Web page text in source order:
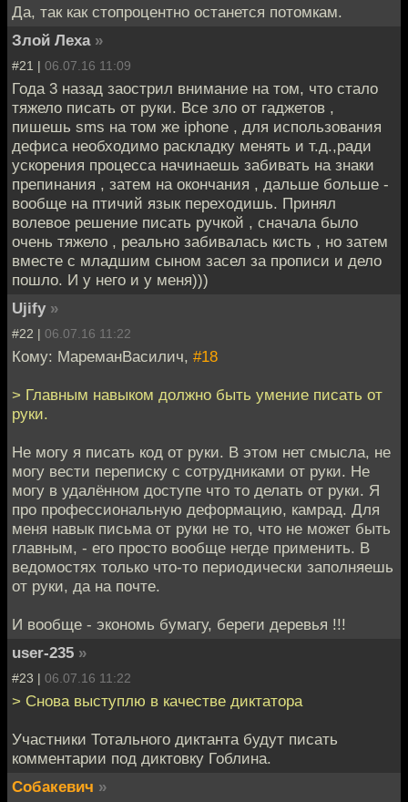
Да, так как стопроцентно останется потомкам.
Злой Леха »
#21 | 06.07.16 11:09
Года 3 назад заострил внимание на том, что стало
тяжело писать от руки. Все зло от гаджетов ,
пишешь sms на том же iphone , для использования
дефиса необходимо раскладку менять и т.д.,ради
ускорения процесса начинаешь забивать на знаки
препинания , затем на окончания , дальше больше -
вообще на птичий язык переходишь. Принял
волевое решение писать ручкой , сначала было
очень тяжело , реально забивалась кисть , но затем
вместе с младшим сыном засел за прописи и дело
пошло. И у него и у меня)))
Ujify »
#22 | 06.07.16 11:22
Кому: МареманВасилич, #18
> Главным навыком должно быть умение писать от
руки.
Не могу я писать код от руки. В этом нет смысла, не
могу вести переписку с сотрудниками от руки. Не
могу в удалённом доступе что то делать от руки. Я
про профессиональную деформацию, камрад. Для
меня навык письма от руки не то, что не может быть
главным, - его просто вообще негде применить. В
ведомостях только что-то периодически заполняешь
от руки, да на почте.
И вообще - экономь бумагу, береги деревья !!!
user-235 »
#23 | 06.07.16 11:22
> Снова выступлю в качестве диктатора
Участники Тотального диктанта будут писать
комментарии под диктовку Гоблина.
Собакевич »